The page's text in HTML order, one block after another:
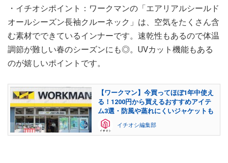
・イチオシポイント：ワークマンの「エアリアルシールド
オールシーズン長袖クルーネック」は、空気をたくさん含
む素材でできているインナーです。速乾性もあるので体温
調節が難しい春のシーズンにも◎。UVカット機能もある
のが嬉しいポイントです。
【ワークマン】今買ってほぼ1年中使え
る！1200円から買えるおすすめアイテ
ム3選・防風や蒸れにくいジャケットも
イチオシ編集部